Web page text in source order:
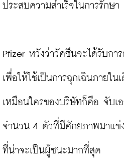
ประสบความสำเร็จในการรักษา
Pfizer หวังว่าวัคซีนจะได้รับกา
เพื่อให้ใช้เป็นการฉุกเฉินภายใ
เหมือนใครของบริษัทก็คือ จับเ
จำนวน 4 ตัวที่มีศักยภาพมาแข่
ที่น่าจะเป็นผู้ชนะมากที่สุด